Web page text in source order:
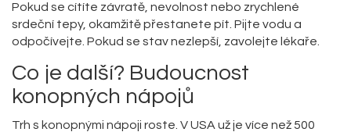
Pokud se cítíte závratě, nevolnost nebo zrychlené
srdeční tepy, okamžitě přestanete pít. Pijte vodu a
odpočívejte. Pokud se stav nezlepší, zavolejte lékaře.
Co je další? Budoucnost
konopných nápojů
Trh s konopnými nápoji roste. V USA už je více než 500